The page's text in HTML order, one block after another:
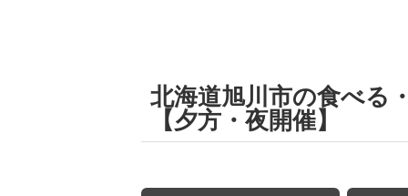
北海道旭川市の食べる
【夕方・夜開催】